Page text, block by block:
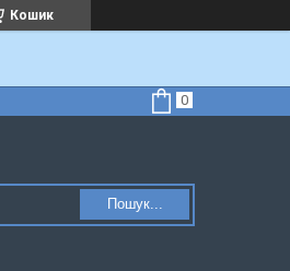
Кошик
Пошук...